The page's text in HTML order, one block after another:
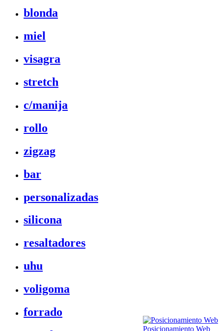
blonda
miel
visagra
stretch
c/manija
rollo
zigzag
bar
personalizadas
silicona
resaltadores
uhu
voligoma
forrado
Posicionamiento Web